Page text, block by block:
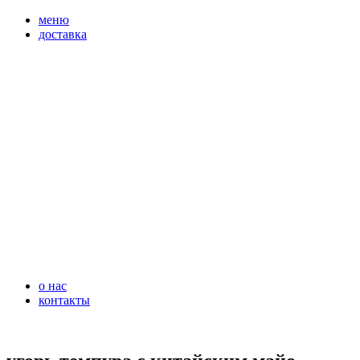
перейтименю
доставка
о нас
контакты